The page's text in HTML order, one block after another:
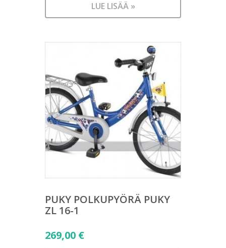
LUE LISÄÄ »
PUKY POLKUPYÖRÄ PUKY
ZL 16-1
269,00 €